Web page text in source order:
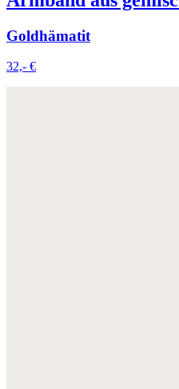
Goldhämatit
32,- €